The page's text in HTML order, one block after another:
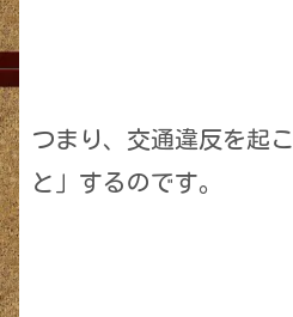
つまり、交通違反を起
と」するのです。